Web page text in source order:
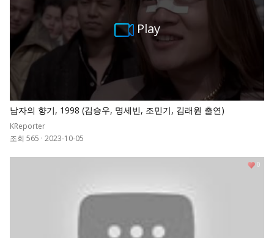
남자의 향기, 1998 (김승우, 명세빈, 조민기, 김래원 출연)
KReporter
조회 565 · 2023-10-05
Play
0